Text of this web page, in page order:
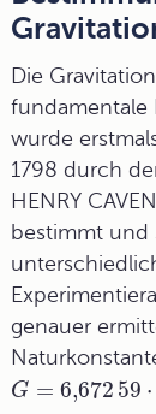
Die
fundamentale
wurde
1798 durch
HENRY
bestimmt und
genauer
G = 6,672 59 ⋅